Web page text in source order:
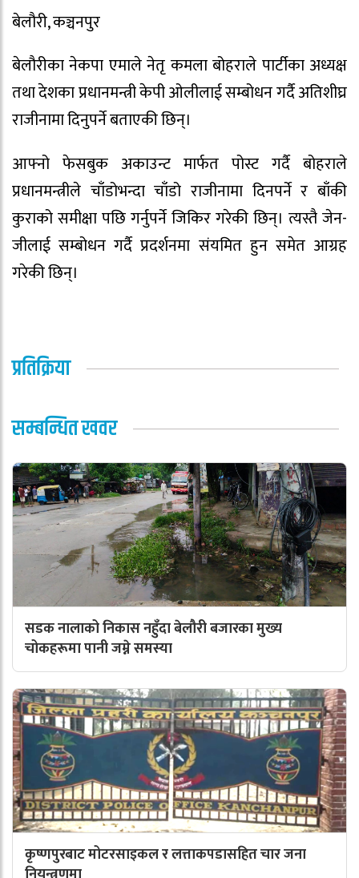
बेलौरी, कञ्चनपुर
बेलौरीका नेकपा एमाले नेतृ कमला बोहराले पार्टीका अध्यक्ष
तथा देशका प्रधानमन्त्री केपी ओलीलाई सम्बोधन गर्दै अतिशीघ्र
राजीनामा दिनुपर्ने बताएकी छिन्।
आफ्नो फेसबुक अकाउन्ट मार्फत पोस्ट गर्दै बोहराले
प्रधानमन्त्रीले चाँडोभन्दा चाँडो राजीनामा दिनपर्ने र बाँकी
कुराको समीक्षा पछि गर्नुपर्ने जिकिर गरेकी छिन्। त्यस्तै जेन-
जीलाई सम्बोधन गर्दै प्रदर्शनमा संयमित हुन समेत आग्रह
गरेकी छिन्।
प्रतिक्रिया
सम्बन्धित खवर
सडक नालाको निकास नहुँदा बेलौरी बजारका मुख्य
चोकहरूमा पानी जम्ने समस्या
कृष्णपुरबाट मोटरसाइकल र लत्ताकपडासहित चार जना